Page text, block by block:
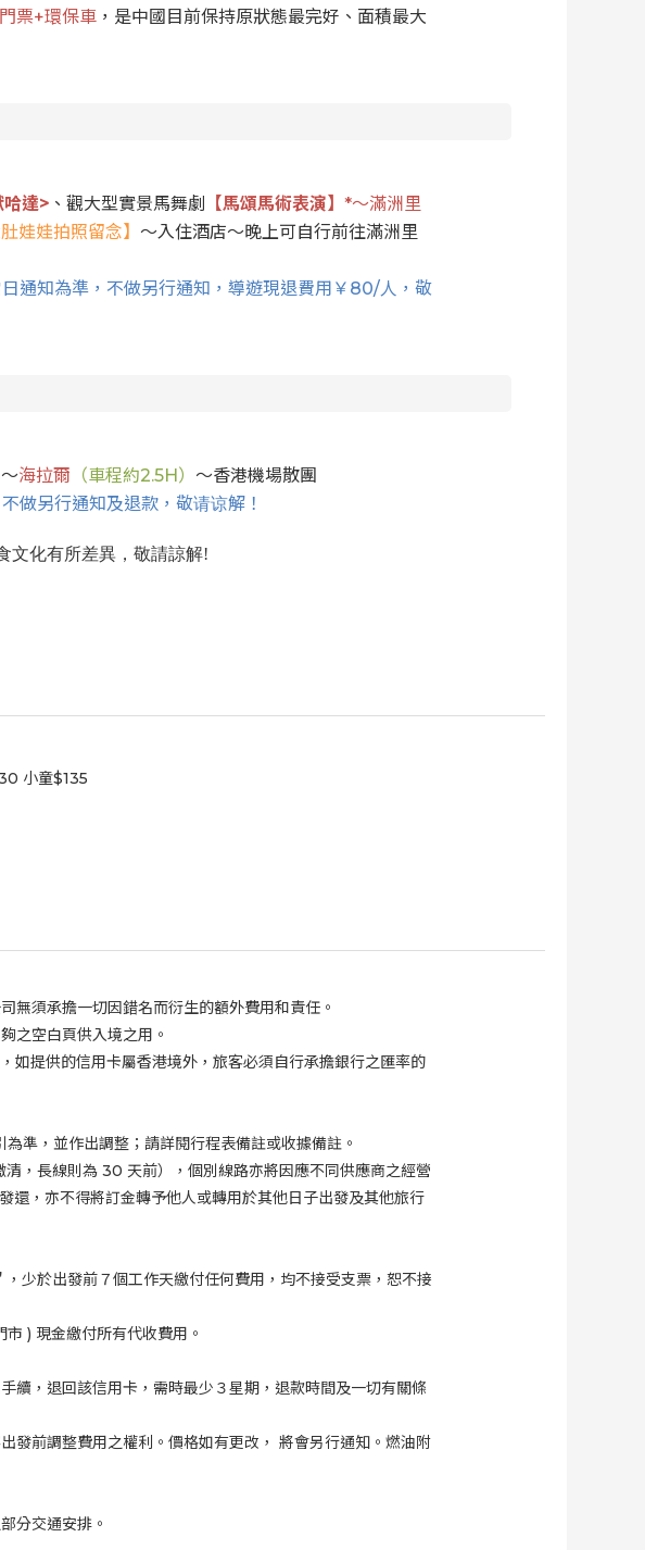
門票+環保車 ，是中國目前保持原狀態最完好、面積最大
哈達> 、觀大型實景馬舞劇 【馬頌馬術表演】 *～滿洲里
娃娃拍照留念】 ～入住酒店～晚上可自行前往滿洲里
通知為準，不做另行通知，導遊現退費用￥80/人，敬
～海拉爾 （車程約2.5H） ～香港機場散團
做另行通知及退款，敬请谅解！
文化有所差異，敬請諒解!
小童$135
無須承擔一切因錯名而衍生的額外費用和責任。
之空白頁供入境之用。
如提供的信用卡屬香港境外，旅客必須自行承擔銀行之匯率的
準，並作出調整；請詳閱行程表備註或收據備註。
清，長線則為 30 天前），個別線路亦將因應不同供應商之經營
還，亦不得將訂金轉予他人或轉用於其他日子出發及其他旅行
少於出發前７個工作天繳付任何費用，均不接受支票，恕不接
市 ) 現金繳付所有代收費用。
續，退回該信用卡，需時最少３星期，退款時間及一切有關條
發前調整費用之權利。價格如有更改， 將會另行通知。燃油附
分交通安排。